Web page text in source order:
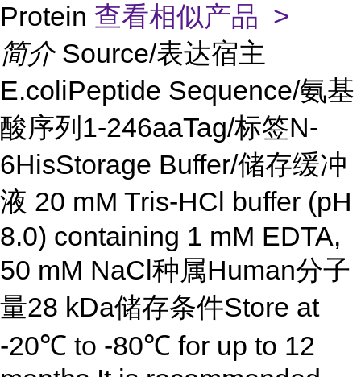
Protein 查看相似产品 >
简介 Source/表达宿主
E.coliPeptide Sequence/氨基
酸序列1-246aaTag/标签N-
6HisStorage Buffer/储存缓冲
液 20 mM Tris-HCl buffer (pH
8.0) containing 1 mM EDTA,
50 mM NaCl种属Human分子
量28 kDa储存条件Store at
-20℃ to -80℃ for up to 12